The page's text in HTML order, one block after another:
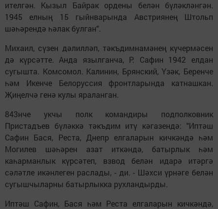
ителгән. Кызыл Байрак ордены белән бүләкләнгән.
1945 елның 15 гыйнварында Австриянең Штольп
шәһәрендә һәлак булган".
Михаил, сүзен дәлилләп, тәкъдимнамәнең күчермәсен
дә күрсәтте. Анда язылганча, Р. Сафин 1942 елдан
сугышта. Комсомол. Калинин, Брянский, Үзәк, Беренче
һәм Икенче Белоруссия фронтларында катнашкан.
Җиңелчә генә кулы яраланган.
843нче укчы полк командиры подполковник
Пристадъев бүләккә тәкъдим итү кәгазендә: "Иптәш
Сафин Бася, Реста, Днепр елгаларын кичкәндә һәм
Могилев шәһәрен азат иткәндә, батырлык һәм
каһарманлык күрсәтеп, взвод белән идарә итәргә
сәләтле икәнлеген раслады, - ди. - Шәхси үрнәге белән
сугышчыларны батырлыкка рухландырды.
Иптәш Сафин, Бася һәм Реста елгаларын кичкәндә,